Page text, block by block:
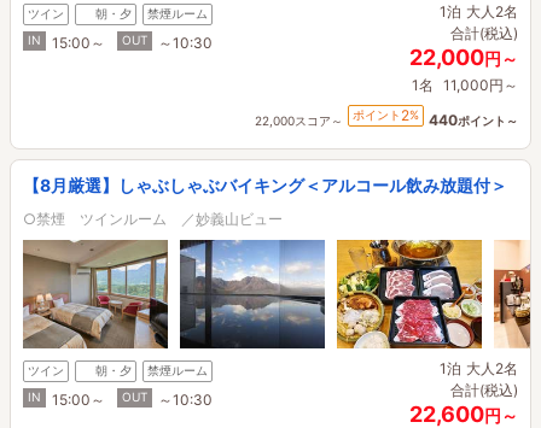
ツイン 朝・夕
禁煙ルーム
IN
15:00～ OUT ～10:30
1泊 大人2名
合計(税込)
22,000円～
1名 11,000円～
22,000スコア～ ポイント 2% 440ポイント～
【8月厳選】しゃぶしゃぶバイキング＜アルコール飲み放題付＞
○禁煙 ツインルーム ／妙義山ビュー
ツイン 朝・夕
禁煙ルーム
IN
15:00～ OUT ～10:30
1泊 大人2名
合計(税込)
22,600円～